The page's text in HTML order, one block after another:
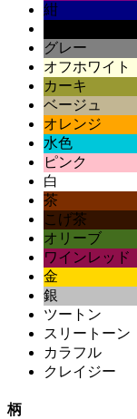
紺
グレー
オフホワイト
カーキ
ベージュ
オレンジ
水色
ピンク
白
茶
こげ茶
オリーブ
ワインレッド
金
銀
ツートン
スリートーン
カラフル
クレイジー
柄